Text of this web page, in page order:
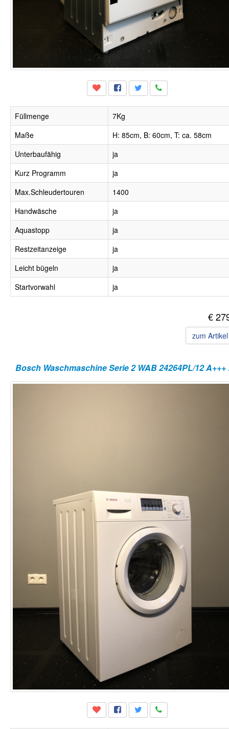
Füllmenge
7Kg
Maße
H: 85cm, B: 60cm, T: ca. 58cm
Unterbaufähig
ja
Kurz Programm
ja
Max.Schleudertouren
1400
Handwäsche
ja
Aquastopp
ja
Restzeitanzeige
ja
Leicht bügeln
ja
Startvorwahl
ja
€
zum